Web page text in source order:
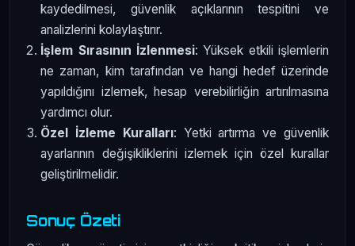
kaydedilmesi, güvenlik açıklarının tespitini ve
analizlerini kolaylaştırır.
İşlem Sırasının İzlenmesi: Yüksek etkili işlemlerin
ne zaman, kim tarafından ve hangi hedef üzerinde
yapıldığını izlemek, hesap verebilirliğin artırılmasına
yardımcı olur.
Özel İzleme Kuralları: Yetki artırma ve güvenlik
ayarlarının değişikliklerini izlemek için özel kurallar
geliştirilmelidir.
Sonuç Özeti